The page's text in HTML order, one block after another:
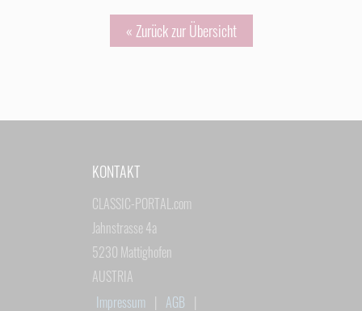
« Zurück zur Übersicht
KONTAKT
CLASSIC-PORTAL.com
Jahnstrasse 4a
5230 Mattighofen
AUSTRIA
Impressum | AGB |